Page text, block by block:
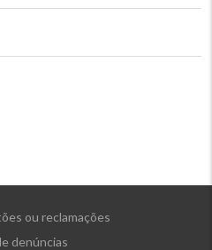
ou reclamações
denúncias